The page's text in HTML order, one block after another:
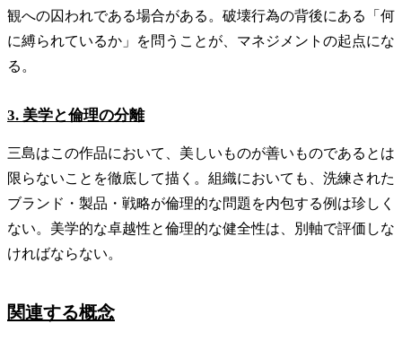
観への囚われである場合がある。破壊行為の背後にある「何
に縛られているか」を問うことが、マネジメントの起点にな
る。
3. 美学と倫理の分離
三島はこの作品において、美しいものが善いものであるとは
限らないことを徹底して描く。組織においても、洗練された
ブランド・製品・戦略が倫理的な問題を内包する例は珍しく
ない。美学的な卓越性と倫理的な健全性は、別軸で評価しな
ければならない。
関連する概念